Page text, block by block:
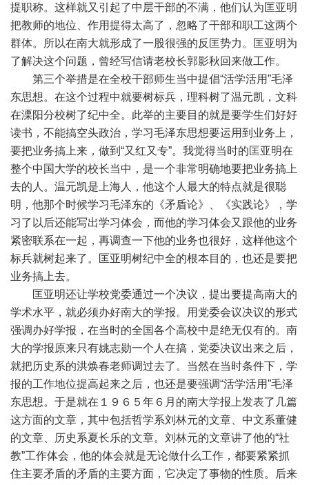
提职称。这样就又引起了中层干部的不满，他们认为匡亚明
把教师的地位、作用提得太高了，忽略了干部和职工这两个
群体。所以在南大就形成了一股很强的反匡势力。匡亚明为
了解决这个问题，曾经写信请老校长郭影秋回来做工作。
第三个举措是在全校干部师生当中提倡“活学活用”毛泽
东思想。在这个过程中就要树标兵，理科树了温元凯，文科
在溧阳分校树了纪中全。此举的主要目的就是要学生们好好
读书，不能搞空头政治，学习毛泽东思想要运用到业务上，
要把业务搞上来，做到“又红又专”。我觉得当时的匡亚明在
整个中国大学的校长当中，是一个非常明确地要把业务搞上
去的人。温元凯是上海人，他这个人最大的特点就是很聪
明，他那个时候学习毛泽东的《矛盾论》、《实践论》，学
习了以后还能写出学习体会，而他的学习体会又跟他的业务
紧密联系在一起，再调查一下他的业务也很好，这样他这个
标兵就树起来了。匡亚明树纪中全的根本目的，也还是要把
业务搞上去。
匡亚明还让学校党委通过一个决议，提出要提高南大的
学术水平，就必须办好南大的学报。用党委会议决议的形式
强调办好学报，在当时的全国各个高校中是绝无仅有的。南
大的学报原来只有姚志勋一个人在搞，党委决议出来之后，
就把历史系的洪焕春老师调过去了。当然在当时条件下，学
报的工作地位提高起来之后，也还是要强调“活学活用”毛泽
东思想。于是就在１９６５年６月的南大学报上发表了几篇
这方面的文章，其中包括哲学系刘林元的文章、中文系董健
的文章、历史系夏长乐的文章。刘林元的文章讲了他的“社
教”工作体会，他的体会就是无论做什么工作，都要紧紧抓
住主要矛盾的矛盾的主要方面，它决定了事物的性质。后来